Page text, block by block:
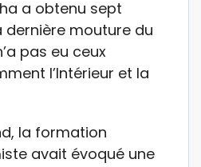
a obtenu sept
dernière mouture du
pas eu ceux
l’Intérieur et la
la formation
avait évoqué une